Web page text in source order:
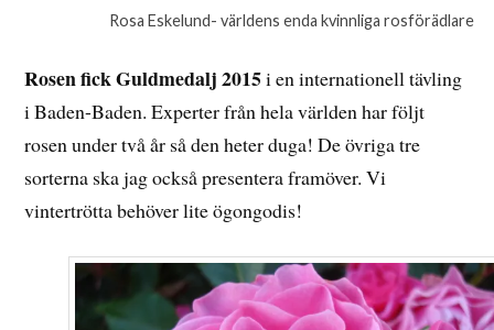
Rosa Eskelund- världens enda kvinnliga rosförädlare
Rosen fick Guldmedalj 2015i en internationell tävling
i Baden-Baden. Experter från hela världen har följt
rosen under två år så den heter duga! De övriga tre
sorterna ska jag också presentera framöver. Vi
vintertrötta behöver lite ögongodis!